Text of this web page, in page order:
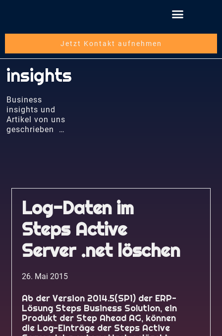
Jetzt Kontakt aufnehmen
insights
Business
insights und
Artikel von uns
geschrieben …
Log-Daten im
Steps Active
Server .net löschen
26. Mai 2015
Ab der Version 2014.5(SP1) der ERP-
Lösung Steps Business Solution, ein
Produkt der Step Ahead AG, können
die Log-Einträge der Steps Active